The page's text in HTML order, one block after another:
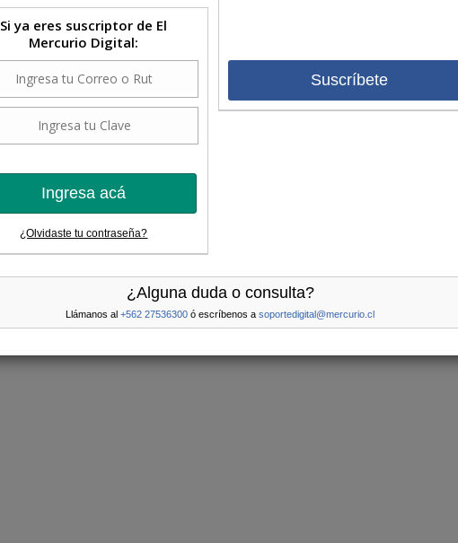
Si ya eres suscriptor de El
Mercurio Digital:
Ingresa acá
¿Olvidaste tu contraseña?
Suscríbete
¿Alguna duda o consulta?
Llámanos al +562 27536300 ó escríbenos a soportedigital@mercurio.cl